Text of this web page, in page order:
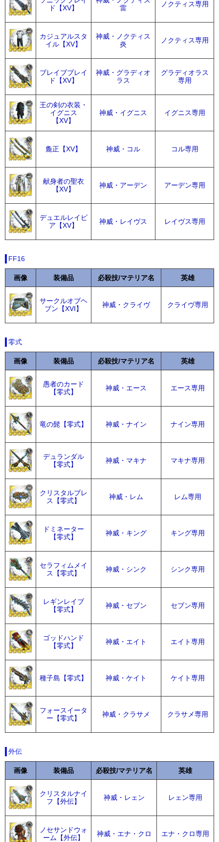
ド【XV】
雷
ノクティス専用
カジュアルスタ
イル【XV】
神威・ノクティス
炎
ノクティス専用
ブレイブブレイ
ド【XV】
神威・グラディオ
ラス
グラディオラス
専用
王の剣の衣装・
イグニス
【XV】
神威・イグニス イグニス専用
麁正【XV】 神威・コル コル専用
献身者の聖衣
【XV】
神威・アーデン アーデン専用
デュエルレイピ
ア【XV】
神威・レイヴス レイヴス専用
FF16
画像 装備品 必殺技/マテリア名 英雄
サークルオブヘ
ブン【XVI】
神威・クライヴ クライヴ専用
零式
画像 装備品 必殺技/マテリア名 英雄
愚者のカード
【零式】
神威・エース エース専用
竜の髭【零式】 神威・ナイン ナイン専用
デュランダル
【零式】
神威・マキナ マキナ専用
クリスタルブレ
ス【零式】
神威・レム レム専用
ドミネーター
【零式】
神威・キング キング専用
セラフィムメイ
ス【零式】
神威・シンク シンク専用
レギンレイブ
【零式】
神威・セブン セブン専用
ゴッドハンド
【零式】
神威・エイト エイト専用
種子島【零式】 神威・ケイト ケイト専用
フォースイータ
ー【零式】
神威・クラサメ クラサメ専用
外伝
画像 装備品 必殺技/マテリア名 英雄
クリスタルナイ
フ【外伝】
神威・レェン レェン専用
ノセサンドウォ
ーム【外伝】
神威・エナ・クロ エナ・クロ専用